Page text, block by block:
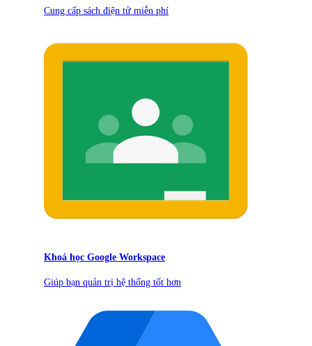
Cung cấp sách điện tử miễn phí
Khoá học Google Workspace
Giúp bạn quản trị hệ thống tốt hơn